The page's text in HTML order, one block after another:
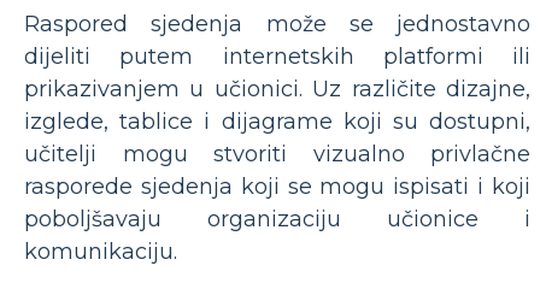
Raspored sjedenja može se jednostavno
dijeliti putem internetskih platformi ili
prikazivanjem u učionici. Uz različite dizajne,
izglede, tablice i dijagrame koji su dostupni,
učitelji mogu stvoriti vizualno privlačne
rasporede sjedenja koji se mogu ispisati i koji
poboljšavaju organizaciju učionice i
komunikaciju.